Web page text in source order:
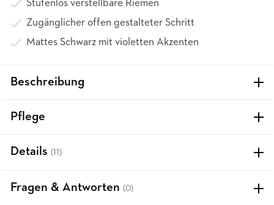
Stufenlos verstellbare Riemen
Zugänglicher offen gestalteter Schritt
Mattes Schwarz mit violetten Akzenten
Beschreibung
Pflege
Details (11)
Fragen & Antworten (0)